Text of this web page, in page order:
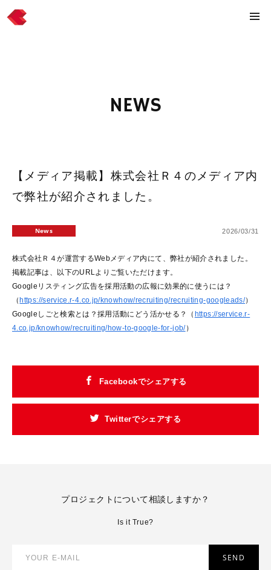
NEWS
【メディア掲載】株式会社Ｒ４のメディア内
で弊社が紹介されました。
2026/03/31
News
株式会社Ｒ４が運営するWebメディア内にて、弊社が紹介されました。
掲載記事は、以下のURLよりご覧いただけます。
Googleリスティング広告を採用活動の広報に効果的に使うには？
（ https://service.r-4.co.jp/knowhow/recruiting/recruiting-googleads/）
Googleしごと検索とは？採用活動にどう活かせる？（ https://service.r-
4.co.jp/knowhow/recruiting/how-to-google-for-job/）
Facebookでシェアする
Twitterでシェアする
プロジェクトについて相談しますか？
Is it True?